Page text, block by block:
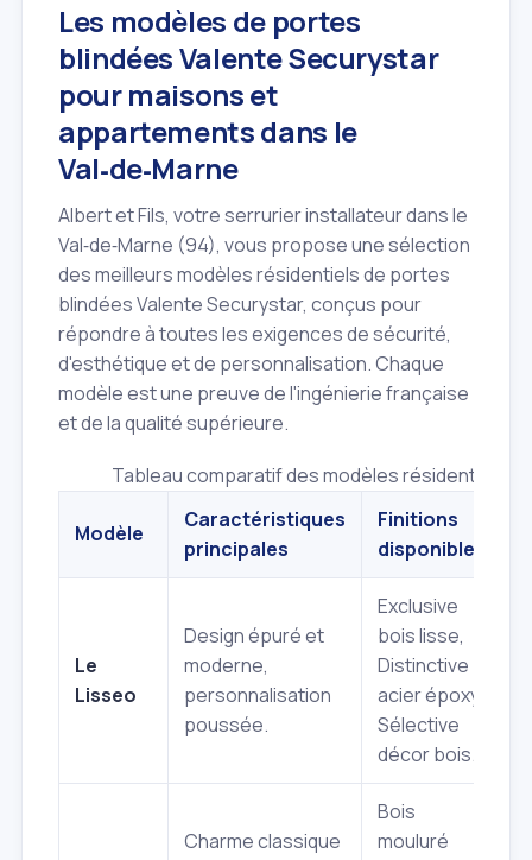
Les modèles de portes
blindées Valente Securystar
pour maisons et
appartements dans le
Val‑de‑Marne
Albert et Fils, votre serrurier installateur dans le
Val‑de‑Marne (94), vous propose une sélection
des meilleurs modèles résidentiels de portes
blindées Valente Securystar, conçus pour
répondre à toutes les exigences de sécurité,
d'esthétique et de personnalisation. Chaque
modèle est une preuve de l'ingénierie française
et de la qualité supérieure.
Tableau comparatif des modèles résidentiels
Modèle
Caractéristiques
principales
Finitions
disponibles
Le
Lisseo
Design épuré et
moderne,
personnalisation
poussée.
Exclusive
bois lisse,
Distinctive
acier époxy,
Sélective
décor bois.
Charme classique
Bois
mouluré